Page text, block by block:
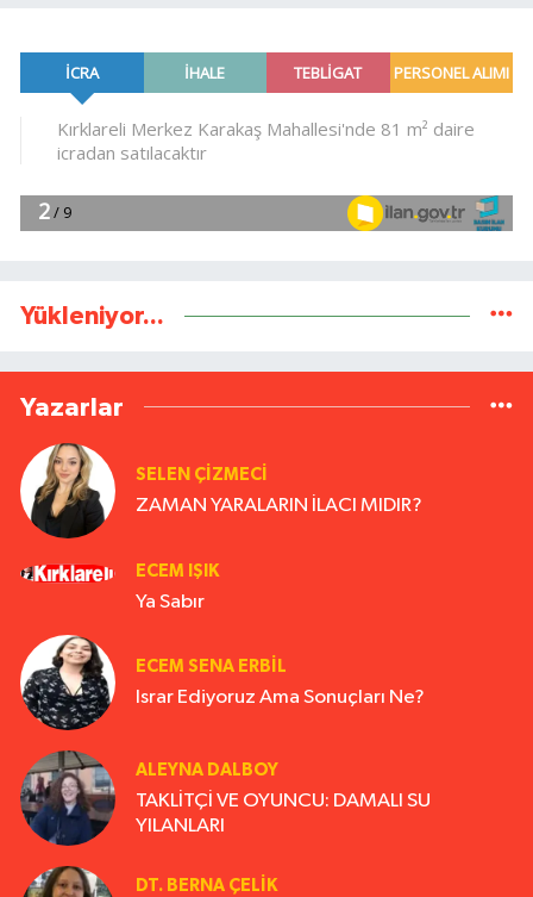
Yükleniyor...
Yazarlar
SELEN ÇİZMECİ
ZAMAN YARALARIN İLACI MIDIR?
ECEM IŞIK
Ya Sabır
ECEM SENA ERBIL
Israr Ediyoruz Ama Sonuçları Ne?
ALEYNA DALBOY
TAKLİTÇİ VE OYUNCU: DAMALI SU
YILANLARI
DT. BERNA ÇELIK